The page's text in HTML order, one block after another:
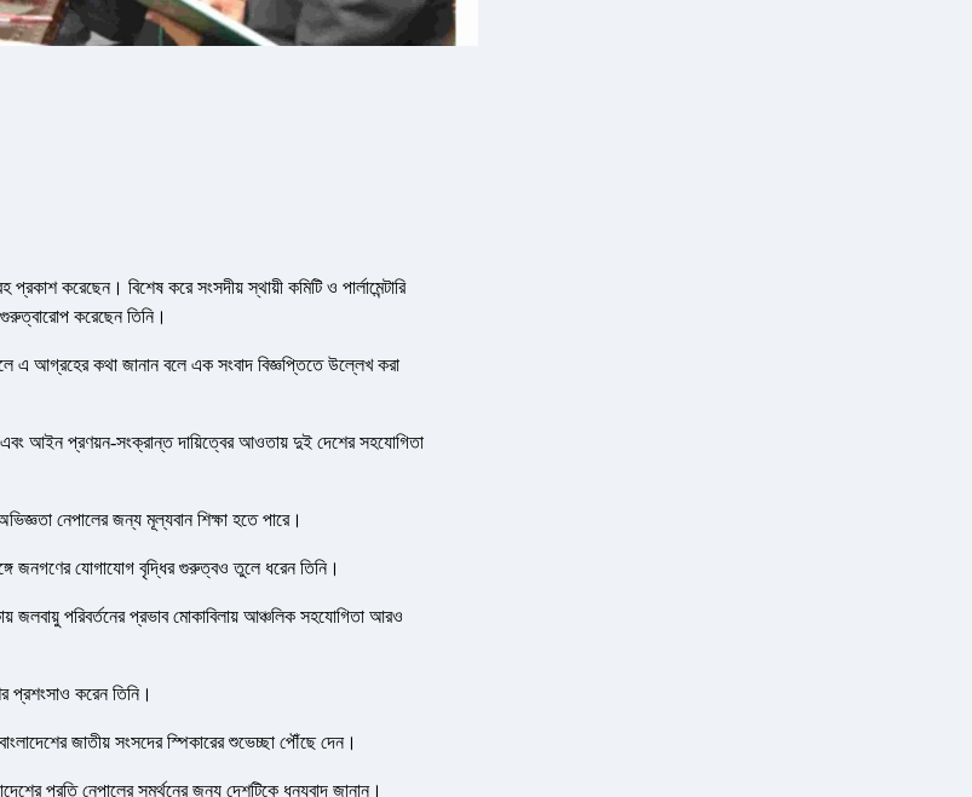
করেছেন। বিশেষ করে সংসদীয় স্থায়ী কমিটি ও পার্লামেন্টারি
করেছেন তিনি।
এ আগ্রহের কথা জানান বলে এক সংবাদ বিজ্ঞপ্তিতে উল্লেখ করা
এবং আইন প্রণয়ন-সংক্রান্ত দায়িত্বের আওতায় দুই দেশের সহযোগিতা
নেপালের জন্য মূল্যবান শিক্ষা হতে পারে।
জনগণের যোগাযোগ বৃদ্ধির গুরুত্বও তুলে ধরেন তিনি।
পরিবর্তনের প্রভাব মোকাবিলায় আঞ্চলিক সহযোগিতা আরও
প্রশংসাও করেন তিনি।
জাতীয় সংসদের স্পিকারের শুভেচ্ছা পৌঁছে দেন।
প্রতি নেপালের সমর্থনের জন্য দেশটিকে ধন্যবাদ জানান।